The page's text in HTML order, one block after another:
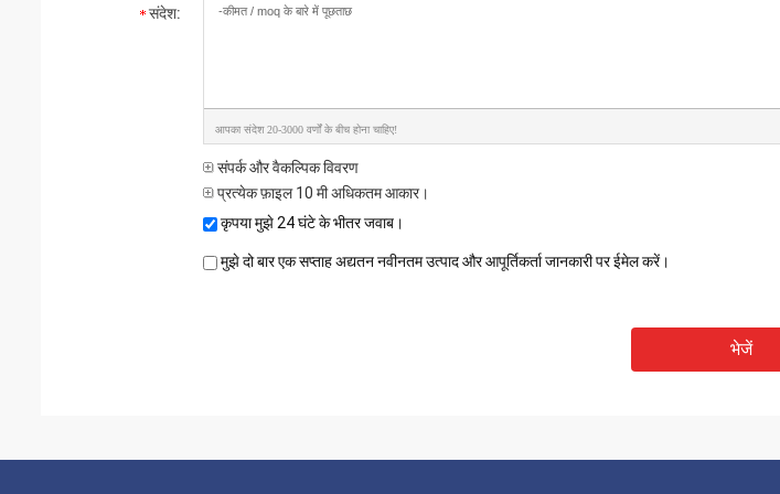
संदेश:
आपका संदेश 20-3000 वर्णों के बीच होना चाहिए!
संपर्क और वैकल्पिक विवरण
प्रत्येक फ़ाइल 10 मी अधिकतम आकार।
कृपया मुझे 24 घंटे के भीतर जवाब।
मुझे दो बार एक सप्ताह अद्यतन नवीनतम उत्पाद और आपूर्तिकर्ता जानकारी पर ईमेल करें।